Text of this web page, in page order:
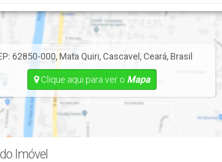
62850-000, Mata Quiri, Cascavel, Ceará, Brasil
Clique aqui para ver o Mapa
Imóvel